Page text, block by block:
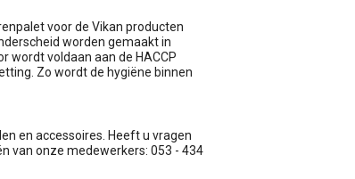
voor de Vikan producten
worden gemaakt in
wordt voldaan aan de HACCP
Zo wordt de hygiëne binnen
en accessoires. Heeft u vragen
van onze medewerkers: 053 - 434